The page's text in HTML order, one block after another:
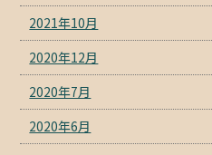
2021年10月
2020年12月
2020年7月
2020年6月